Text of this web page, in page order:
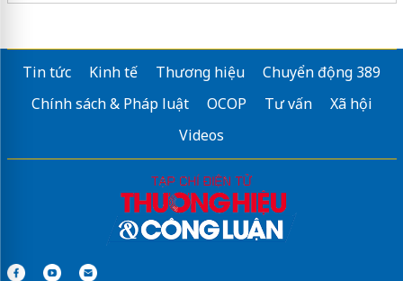
Tin tức Kinh tế Thương hiệu
Chuyển động 389
Chính sách & Pháp luật
OCOP Tư vấn
Xã hội
Videos